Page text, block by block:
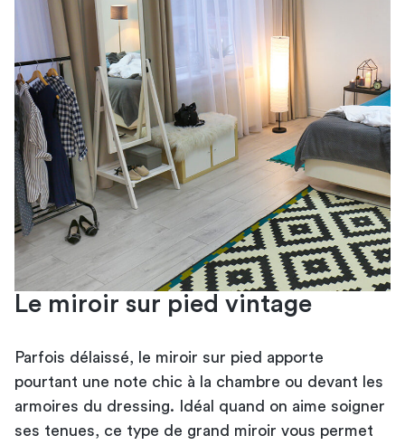
Le miroir sur pied vintage
Parfois délaissé, le miroir sur pied apporte
pourtant une note chic à la chambre ou devant les
armoires du dressing. Idéal quand on aime soigner
ses tenues, ce type de grand miroir vous permet